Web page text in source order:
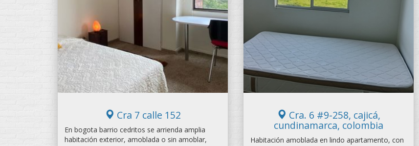
Cra 7 calle 152
En bogota barrio cedritos se arrienda amplia
habitación exterior, amoblada o sin amoblar,
Cra. 6 #9-258, cajicá,
cundinamarca, colombia
Habitación amoblada en lindo apartamento, con